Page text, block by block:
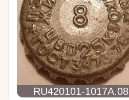
RU420101-1017A.08